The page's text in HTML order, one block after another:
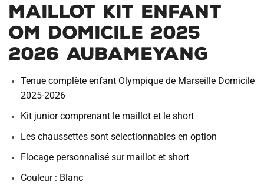
Maillot Kit Enfant
OM Domicile 2025
2026 Aubameyang
Tenue complète enfant Olympique de Marseille Domicile
2025-2026
Kit junior comprenant le maillot et le short
Les chaussettes sont sélectionnables en option
Flocage personnalisé sur maillot et short
Couleur : Blanc